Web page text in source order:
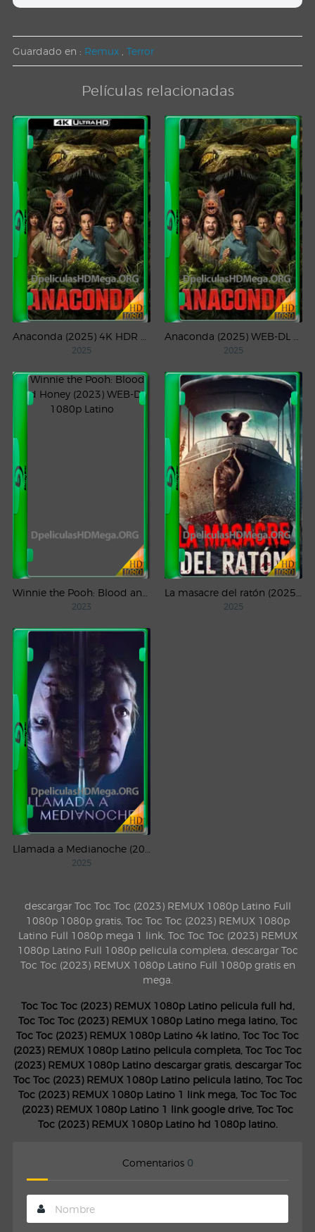
Guardado en : Remux Terror
Películas relacionadas
2025 2025
2023 2025
2025
descargar Toc Toc Toc (2023) REMUX 1080p Latino Full
1080p 1080p gratis, Toc Toc Toc (2023) REMUX 1080p
Latino Full 1080p mega 1 link, Toc Toc Toc (2023) REMUX
1080p Latino Full 1080p pelicula completa, descargar Toc
Toc Toc (2023) REMUX 1080p Latino Full 1080p gratis en
mega.
Toc Toc Toc (2023) REMUX 1080p Latino pelicula full hd,
Toc Toc Toc (2023) REMUX 1080p Latino mega latino, Toc
Toc Toc (2023) REMUX 1080p Latino 4k latino, Toc Toc Toc
(2023) REMUX 1080p Latino pelicula completa, Toc Toc Toc
(2023) REMUX 1080p Latino descargar gratis, descargar Toc
Toc Toc (2023) REMUX 1080p Latino pelicula latino, Toc Toc
Toc (2023) REMUX 1080p Latino 1 link mega, Toc Toc Toc
(2023) REMUX 1080p Latino 1 link google drive, Toc Toc
Toc (2023) REMUX 1080p Latino hd 1080p latino.
Comentarios 0